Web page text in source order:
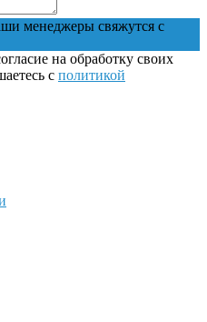
менеджеры свяжутся с
на обработку своих
с политикой